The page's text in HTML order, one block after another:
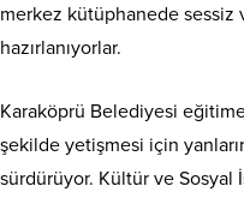
merkez kütüphanede sessiz
hazırlanıyorlar.
Karaköprü Belediyesi
şekilde yetişmesi için
sürdürüyor. Kültür ve